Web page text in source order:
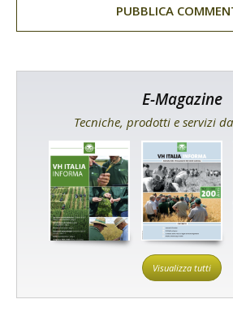
E-Magazine
Tecniche, prodotti e servizi
Visualizza tutti